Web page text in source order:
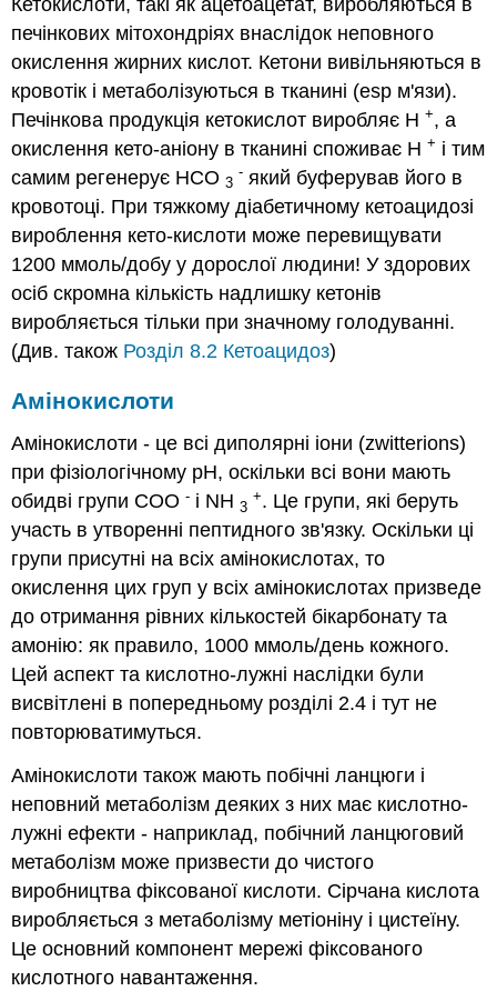
печінкових мітохондріях внаслідок неповного
окислення жирних кислот. Кетони вивільняються в
кровотік і метаболізуються в тканині (esp м'язи).
Печінкова продукція кетокислот виробляє Н+, а
окислення кето-аніону в тканині споживає Н+ і тим
самим регенерує HCO3
- який буферував його в
кровотоці. При тяжкому діабетичному кетоацидозі
вироблення кето-кислоти може перевищувати
1200 ммоль/добу у дорослої людини! У здорових
осіб скромна кількість надлишку кетонів
виробляється тільки при значному голодуванні.
(Див. також Розділ 8.2 Кетоацидоз)
Амінокислоти
Амінокислоти - це всі диполярні іони (zwitterions)
при фізіологічному рН, оскільки всі вони мають
обидві групи COO- і NH3
+. Це групи, які беруть
участь в утворенні пептидного зв'язку. Оскільки ці
групи присутні на всіх амінокислотах, то
окислення цих груп у всіх амінокислотах призведе
до отримання рівних кількостей бікарбонату та
амонію: як правило, 1000 ммоль/день кожного.
Цей аспект та кислотно-лужні наслідки були
висвітлені в попередньому розділі 2.4 і тут не
повторюватимуться.
Амінокислоти також мають побічні ланцюги і
неповний метаболізм деяких з них має кислотно-
лужні ефекти - наприклад, побічний ланцюговий
метаболізм може призвести до чистого
виробництва фіксованої кислоти. Сірчана кислота
виробляється з метаболізму метіоніну і цистеїну.
Це основний компонент мережі фіксованого
кислотного навантаження.